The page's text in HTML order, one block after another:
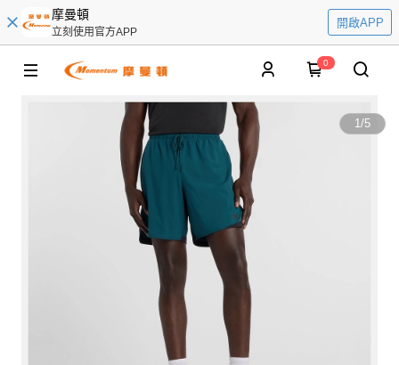
摩曼頓
立刻使用官方APP
開啟APP
0
1/5